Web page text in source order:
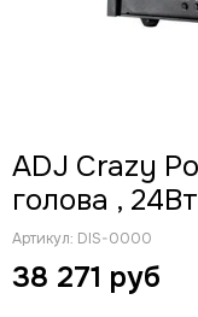
DJ POWER
Fine ART
Elation
ETC
ADJ Crazy
голова , 24Вт
Артикул: DIS-0000
38 271 руб